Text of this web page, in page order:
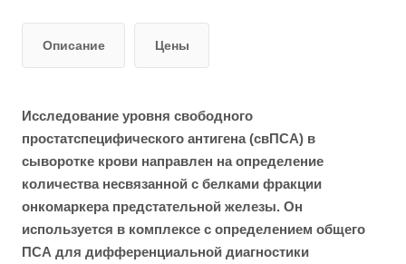
Описание Цены
Исследование уровня свободного
простатспецифического антигена (свПСА) в
сыворотке крови направлен на определение
количества несвязанной с белками фракции
онкомаркера предстательной железы. Он
используется в комплексе с определением общего
ПСА для дифференциальной диагностики